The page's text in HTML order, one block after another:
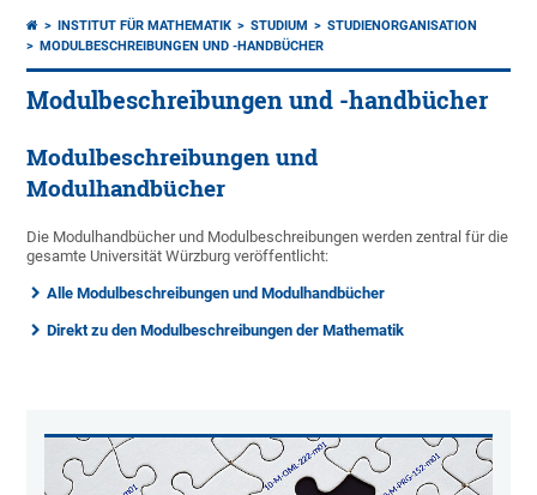
INSTITUT FÜR MATHEMATIK STUDIUM
STUDIENORGANISATION
MODULBESCHREIBUNGEN UND -HANDBÜCHER
Modulbeschreibungen und -handbücher
Modulbeschreibungen und
Modulhandbücher
Die Modulhandbücher und Modulbeschreibungen werden zentral für die
gesamte Universität Würzburg veröffentlicht:
Alle Modulbeschreibungen und Modulhandbücher
Direkt zu den Modulbeschreibungen der Mathematik